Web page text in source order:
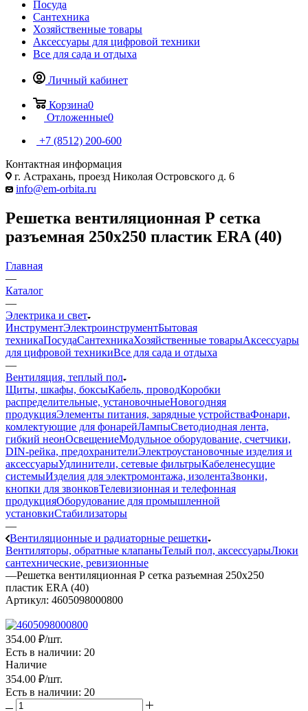
Посуда
Сантехника
Хозяйственные товары
Аксессуары для цифровой техники
Все для сада и отдыха
Личный кабинет
Корзина0
Отложенные0
+7 (8512) 200-600
Контактная информация
г. Астрахань, проезд Николая Островского д. 6
info@em-orbita.ru
Решетка вентиляционная Р сетка
разъемная 250х250 пластик ERA (40)
Главная
—
Каталог
—
Электрика и свет
ИнструментЭлектроинструментБытовая
техникаПосудаСантехникаХозяйственные товарыАксессуары
для цифровой техникиВсе для сада и отдыха
—
Вентиляция, теплый пол
Щиты, шкафы, боксыКабель, проводКоробки
распределительные, установочныеНовогодняя
продукцияЭлементы питания, зарядные устройстваФонари,
комлектующие для фонарейЛампыСветодиодная лента,
гибкий неонОсвещениеМодульное оборудование, счетчики,
DIN-рейка, предохранителиЭлектроустановочные изделия и
аксессуарыУдлинители, сетевые фильтрыКабеленесущие
системыИзделия для электромонтажа, изолентаЗвонки,
кнопки для звонковТелевизионная и телефонная
продукцияОборудование для промышленной
установкиСтабилизаторы
—
Вентиляционные и радиаторные решетки
Вентиляторы, обратные клапаныТелый пол, аксессуарыЛюки
сантехнические, ревизионные
—Решетка вентиляционная Р сетка разъемная 250х250
пластик ERA (40)
Артикул: 4605098000800
354.00 ₽/шт.
Есть в наличии: 20
Наличие
354.00 ₽/шт.
Есть в наличии: 20